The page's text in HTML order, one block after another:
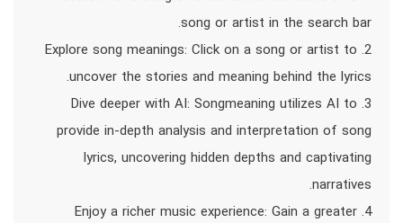
song or artist in the search bar.
2. Explore song meanings: Click on a song or artist to
uncover the stories and meaning behind the lyrics.
3. Dive deeper with AI: Songmeaning utilizes AI to
provide in-depth analysis and interpretation of song
lyrics, uncovering hidden depths and captivating
narratives.
4. Enjoy a richer music experience: Gain a greater